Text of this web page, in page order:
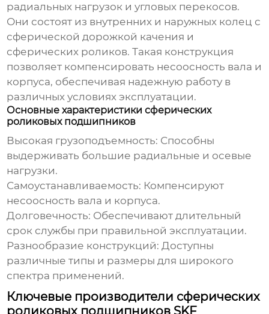
радиальных нагрузок и угловых перекосов.
Они состоят из внутренних и наружных колец с
сферической дорожкой качения и
сферических роликов. Такая конструкция
позволяет компенсировать несоосность вала и
корпуса, обеспечивая надежную работу в
различных условиях эксплуатации.
Основные характеристики сферических
роликовых подшипников
Высокая грузоподъемность: Способны
выдерживать большие радиальные и осевые
нагрузки.
Самоустанавливаемость: Компенсируют
несоосность вала и корпуса.
Долговечность: Обеспечивают длительный
срок службы при правильной эксплуатации.
Разнообразие конструкций: Доступны
различные типы и размеры для широкого
спектра применений.
Ключевые производители сферических
роликовых подшипников SKF